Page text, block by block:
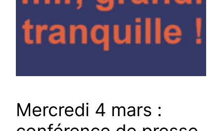
Mercredi 4 mars :